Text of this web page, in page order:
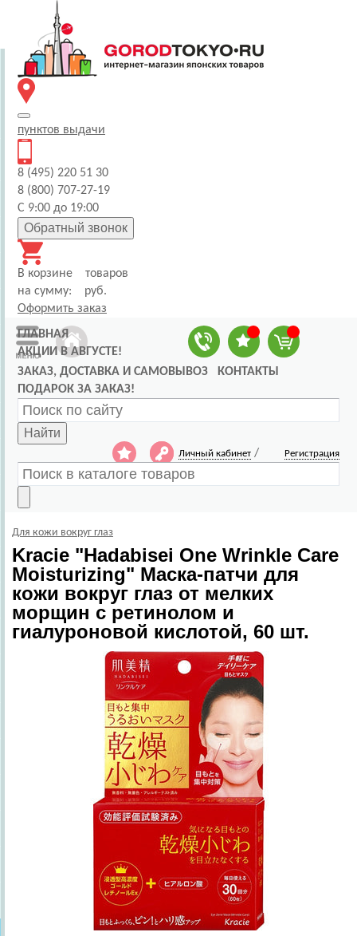
пунктов выдачи
8 (495) 220 51 30
8 (800) 707-27-19
С 9:00 до 19:00
Обратный звонок
В корзине
товаров
на сумму:
руб.
Оформить заказ
ГЛАВНАЯ
АКЦИИ В АВГУСТЕ!
ЗАКАЗ, ДОСТАВКА И САМОВЫВОЗ
КОНТАКТЫ
ПОДАРОК ЗА ЗАКАЗ!
Найти
Личный кабинет / Регистрация
Для кожи вокруг глаз
Kracie "Hadabisei One Wrinkle Care
Moisturizing" Маска-патчи для
кожи вокруг глаз от мелких
морщин с ретинолом и
гиалуроновой кислотой, 60 шт.